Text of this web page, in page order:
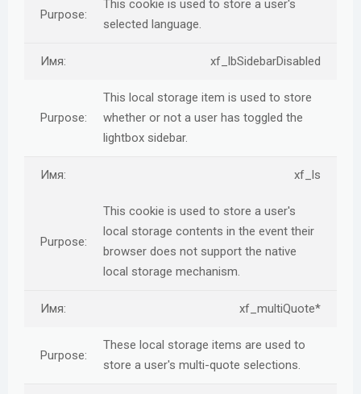
This cookie is used to store a user's
selected language.
xf_lbSidebarDisabled
This local storage item is used to store
whether or not a user has toggled the
lightbox sidebar.
xf_ls
This cookie is used to store a user's
local storage contents in the event their
browser does not support the native
local storage mechanism.
xf_multiQuote*
These local storage items are used to
store a user's multi-quote selections.